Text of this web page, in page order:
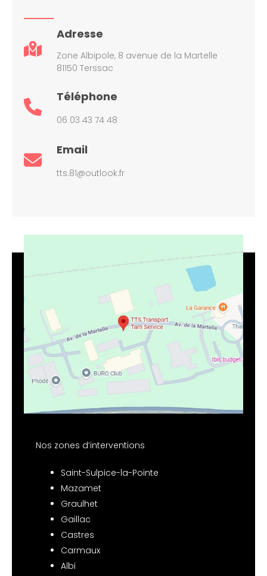
Adresse
Zone Albipole, 8 avenue de la Martelle
81150 Terssac
Téléphone
06 03 43 74 48
Email
tts.81@outlook.fr
Nos zones d’interventions
Saint-Sulpice-la-Pointe
Mazamet
Graulhet
Gaillac
Castres
Carmaux
Albi